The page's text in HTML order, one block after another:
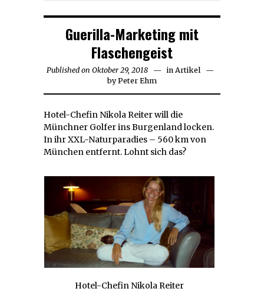
Guerilla-Marketing mit
Flaschengeist
Published on Oktober 29, 2018 Oktober
30,
2018
in Artikel
byPeter Ehm
Hotel-Chefin Nikola Reiter will die
Münchner Golfer ins Burgenland locken.
In ihr XXL-Naturparadies – 560 km von
München entfernt. Lohnt sich das?
Hotel-Chefin Nikola Reiter